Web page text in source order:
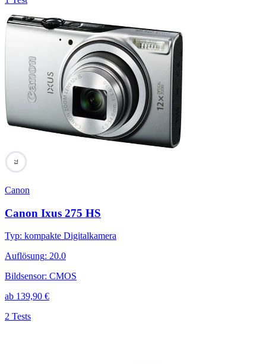
73
Canon
Canon Ixus 275 HS
Typ: kompakte Digitalkamera
Auflösung: 20.0
Bildsensor: CMOS
ab 139,90 €
2 Tests